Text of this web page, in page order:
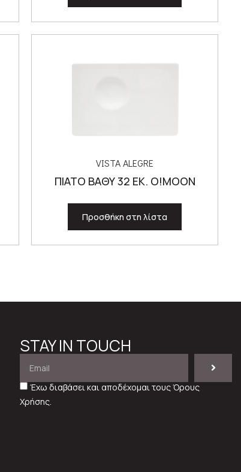
VISTA ALEGRE
ΠΙΑΤΟ ΒΑΘΥ 32 ΕΚ. O!MOON
Προσθήκη στη λίστα
STAY IN TOUCH
Έχω διαβάσει και αποδέχομαι τουςΌρους
Χρήσης.